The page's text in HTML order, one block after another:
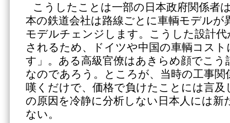
こうしたことは一部の日本政府関係者
本の鉄道会社は路線ごとに車輌モデルが
モデルチェンジします。こうした設計
されるため、ドイツや中国の車輌コス
す」。ある高級官僚はあきらめ顔でこう
なのであろう。ところが、当時の工事関
嘆くだけで、価格で負けたことには言及
の原因を冷静に分析しない日本人には新
ない。